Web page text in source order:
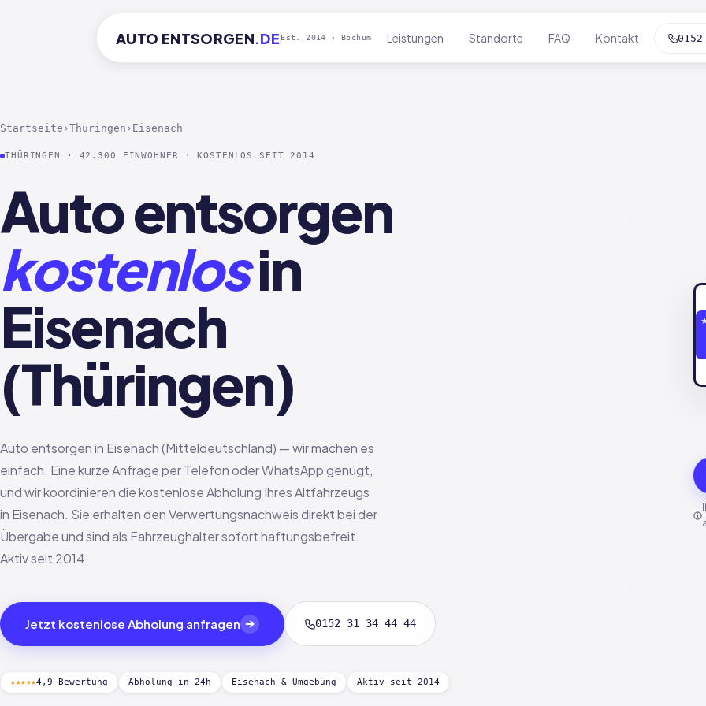
AUTO ENTSORGEN.DE Est. 2014 · Bochum Leistungen Standorte FAQ Kontakt
Startseite ›Thüringen › Eisenach
THÜRINGEN · 42.300 EINWOHNER · KOSTENLOS SEIT 2014
Auto entsorgen
kostenlosin
Eisenach
(Thüringen)
Auto entsorgen in Eisenach (Mitteldeutschland) — wir machen es
einfach. Eine kurze Anfrage per Telefon oder WhatsApp genügt,
und wir koordinieren die kostenlose Abholung Ihres Altfahrzeugs
in Eisenach. Sie erhalten den Verwertungsnachweis direkt bei der
Übergabe und sind als Fahrzeughalter sofort haftungsbefreit.
Aktiv seit 2014.
Jetzt kostenlose Abholung anfragen 0152 31 34 44 44
★★★★★4,9 Bewertung Abholung in 24h Eisenach & Umgebung Aktiv seit 2014